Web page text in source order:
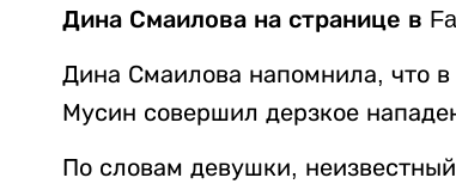
Дина Смаилова на странице в
Дина Смаилова напомнила, что
Мусин совершил дерзкое
По словам девушки,